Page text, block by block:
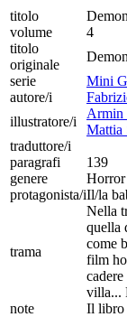
titolo
volume
4
titolo
originale
serie
Mini
autore/i
illustratore/i
Armin
Mattia
traduttore/i
paragrafi
139
genere
Horror
protagonista/iIl/la
trama
Nella
quella
come
film
villa...
note
Il libro